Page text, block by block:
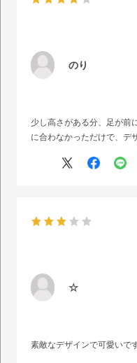
のり
少し高さがある分、足が前
に合わなかっただけで、デ
☆
素敵なデザインで可愛いで